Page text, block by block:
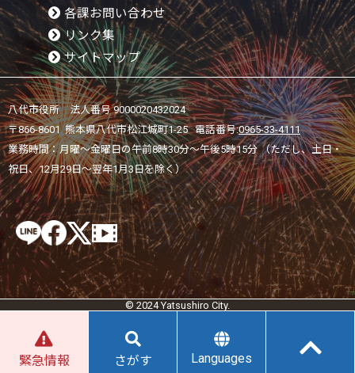
各課お問い合わせ
リンク集
サイトマップ
八代市役所 法人番号 9000020432024
〒866-8601 熊本県八代市松江城町1-25 電話番号:0965-33-4111
業務時間：月曜～金曜日の午前8時30分～午後5時15分 （ただし、土日・
祝日、12月29日～翌年1月3日を除く）
© 2024 Yatsushiro City.
緊急情報 さがす Languages